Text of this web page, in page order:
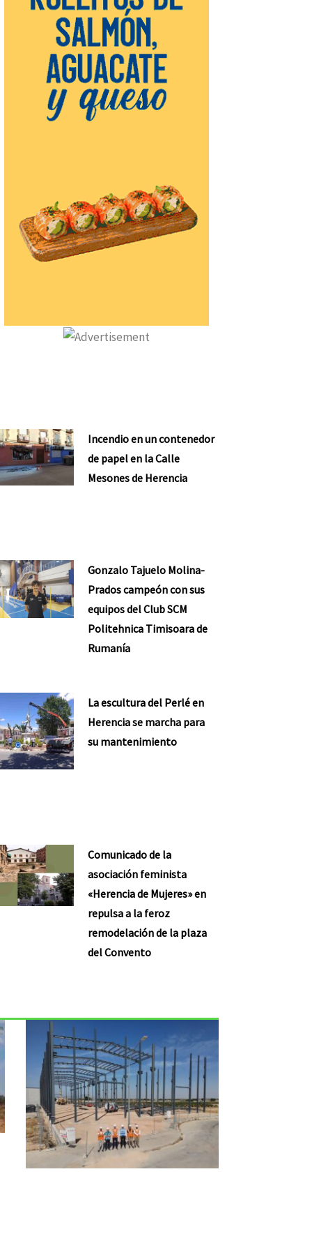
Incendio en un contenedor
de papel en la Calle
Mesones de Herencia
Gonzalo Tajuelo Molina-
Prados campeón con sus
equipos del Club SCM
Politehnica Timisoara de
Rumanía
La escultura del Perlé en
Herencia se marcha para
su mantenimiento
Comunicado de la
asociación feminista
«Herencia de Mujeres» en
repulsa a la feroz
remodelación de la plaza
del Convento